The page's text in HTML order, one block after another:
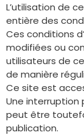
L’utilisation de
entière des
Ces conditions
modifiées ou
utilisateurs de
de manière
Ce site est
Une interruption
peut être
publication.